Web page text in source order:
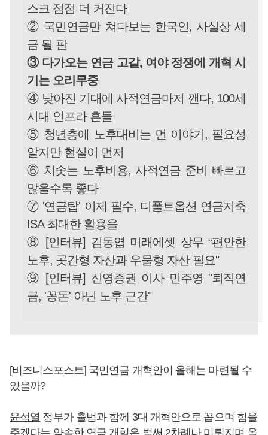
스크 점점 더 커진다
② 국민연금만 쳐다보는 한국인, 사실상 세
금 될 판
③ 다가오는 연금 고갈, 여야 정쟁에 개혁 시
기는 오리무중
④ 낮아진 기대에 사적연금마저 깬다, 100세
시대 인프라 흔들
⑤ 청년층에 노후대비는 먼 이야기, 필요성
알지만 현실이 먼저
⑥ 치솟는 노후비용, 사적연금 준비 빠르고
많을수록 좋다
⑦ '연금탑' 이제 필수, 디폴트옵션 연금저축
ISA 최대한 활용을
⑧ [인터뷰] 김동엽 미래에셋 상무 “편안한
노후, 곳간형 자산과 우물형 자산 필요"
⑨ [인터뷰] 신영증권 이사 민주영 "퇴직연
금, '꽁돈' 아닌 노후 근간"
[비즈니스포스트] 국민연금 개혁안이 올해는 마련될 수
있을까?
윤석열 정부가 출범과 함께 3대 개혁안으로 꼽으며 힘을
주겠다는 약속한 연금 개혁은 벌써 2차례나 미뤄지며 올